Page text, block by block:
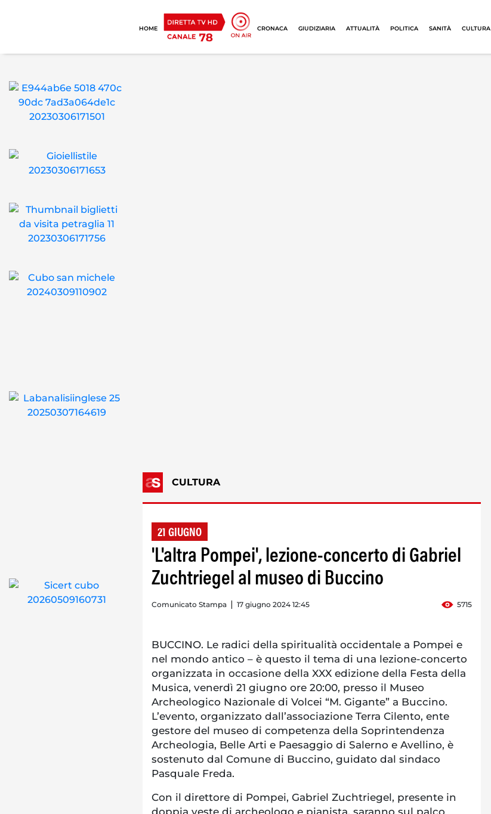
HOME CRONACA GIUDIZIARIA ATTUALITÀ POLITICA SANITÀ CULTURA
CULTURA
21 GIUGNO
'L'altra Pompei', lezione-concerto di Gabriel
Zuchtriegel al museo di Buccino
Comunicato Stampa 17 giugno 2024 12:45 5715
BUCCINO. Le radici della spiritualità occidentale a Pompei e
nel mondo antico – è questo il tema di una lezione-concerto
organizzata in occasione della XXX edizione della Festa della
Musica, venerdì 21 giugno ore 20:00, presso il Museo
Archeologico Nazionale di Volcei “M. Gigante” a Buccino.
L’evento, organizzato dall’associazione Terra Cilento, ente
gestore del museo di competenza della Soprintendenza
Archeologia, Belle Arti e Paesaggio di Salerno e Avellino, è
sostenuto dal Comune di Buccino, guidato dal sindaco
Pasquale Freda.
Con il direttore di Pompei, Gabriel Zuchtriegel, presente in
doppia veste di archeologo e pianista, saranno sul palco